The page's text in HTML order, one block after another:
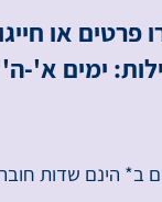
או חייגו 03-7752000.
ימים א'-ה' בין
ב* הינם שדות